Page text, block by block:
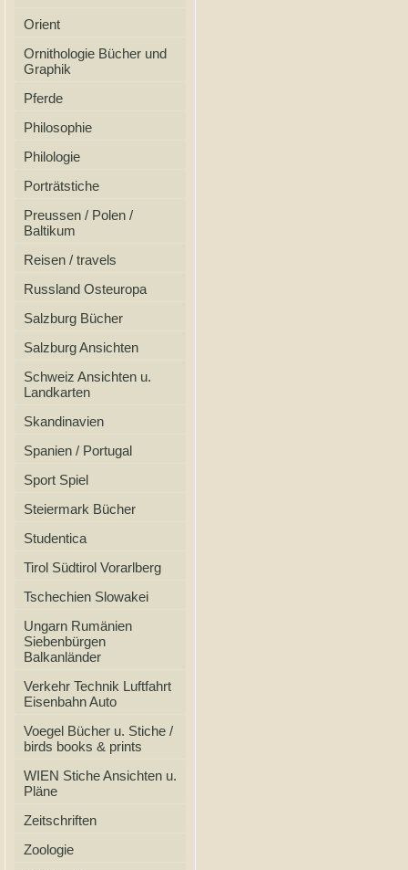
Orient
Ornithologie Bücher und
Graphik
Pferde
Philosophie
Philologie
Porträtstiche
Preussen / Polen /
Baltikum
Reisen / travels
Russland Osteuropa
Salzburg Bücher
Salzburg Ansichten
Schweiz Ansichten u.
Landkarten
Skandinavien
Spanien / Portugal
Sport Spiel
Steiermark Bücher
Studentica
Tirol Südtirol Vorarlberg
Tschechien Slowakei
Ungarn Rumänien
Siebenbürgen
Balkanländer
Verkehr Technik Luftfahrt
Eisenbahn Auto
Voegel Bücher u. Stiche /
birds books & prints
WIEN Stiche Ansichten u.
Pläne
Zeitschriften
Zoologie